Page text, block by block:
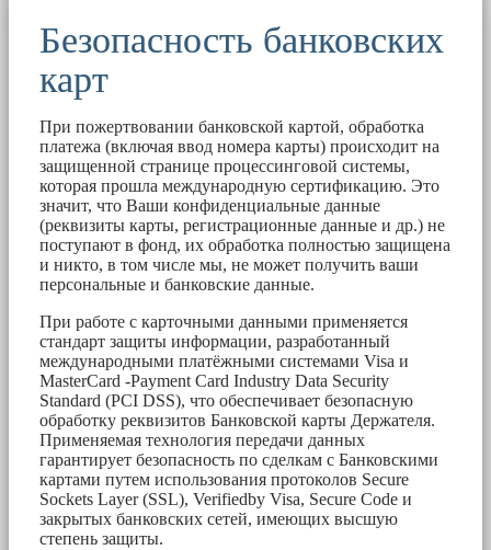
Безопасность банковских
карт
При пожертвовании банковской картой, обработка
платежа (включая ввод номера карты) происходит на
защищенной странице процессинговой системы,
которая прошла международную сертификацию. Это
значит, что Ваши конфиденциальные данные
(реквизиты карты, регистрационные данные и др.) не
поступают в фонд, их обработка полностью защищена
и никто, в том числе мы, не может получить ваши
персональные и банковские данные.
При работе с карточными данными применяется
стандарт защиты информации, разработанный
международными платёжными системами Visa и
MasterCard -Payment Card Industry Data Security
Standard (PCI DSS), что обеспечивает безопасную
обработку реквизитов Банковской карты Держателя.
Применяемая технология передачи данных
гарантирует безопасность по сделкам с Банковскими
картами путем использования протоколов Secure
Sockets Layer (SSL), Verifiedby Visa, Secure Code и
закрытых банковских сетей, имеющих высшую
степень защиты.